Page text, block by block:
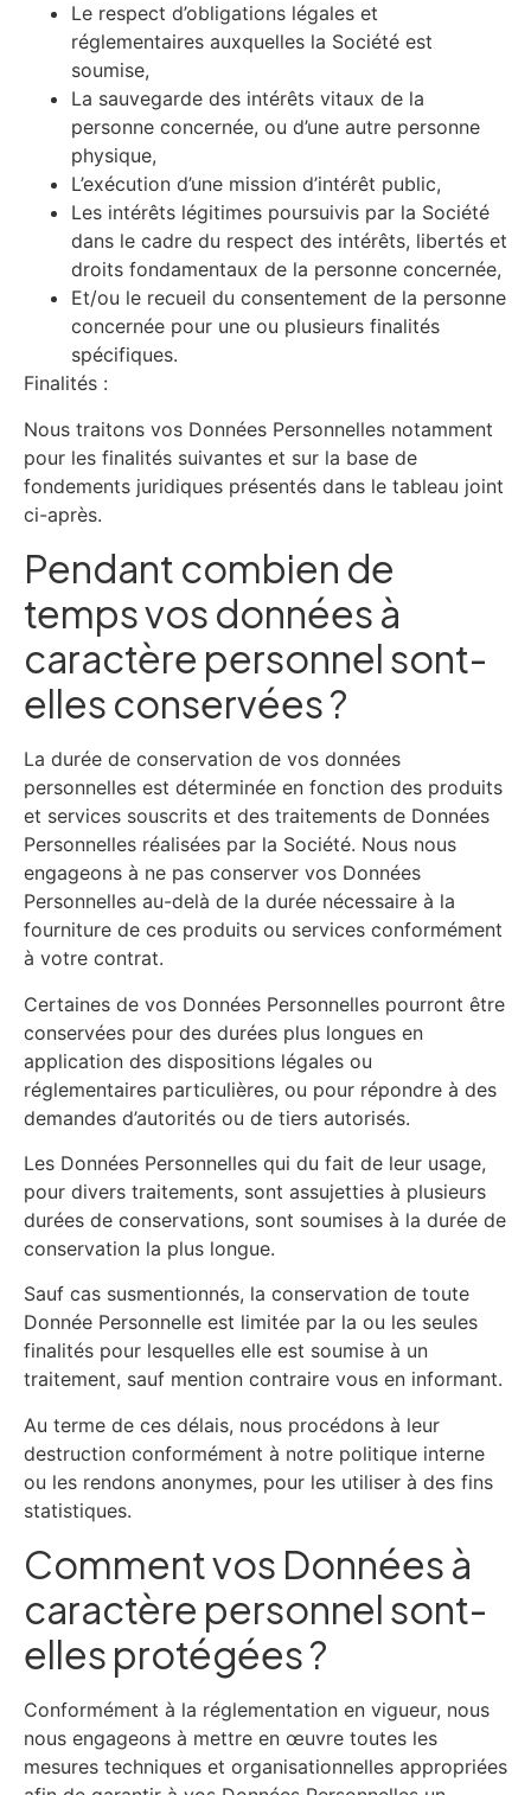
Le respect d’obligations légales et
réglementaires auxquelles la Société est
soumise,
La sauvegarde des intérêts vitaux de la
personne concernée, ou d’une autre personne
physique,
L’exécution d’une mission d’intérêt public,
Les intérêts légitimes poursuivis par la Société
dans le cadre du respect des intérêts, libertés et
droits fondamentaux de la personne concernée,
Et/ou le recueil du consentement de la personne
concernée pour une ou plusieurs finalités
spécifiques.
Finalités :
Nous traitons vos Données Personnelles notamment
pour les finalités suivantes et sur la base de
fondements juridiques présentés dans le tableau joint
ci-après.
Pendant combien de
temps vos données à
caractère personnel sont-
elles conservées ?
La durée de conservation de vos données
personnelles est déterminée en fonction des produits
et services souscrits et des traitements de Données
Personnelles réalisées par la Société. Nous nous
engageons à ne pas conserver vos Données
Personnelles au-delà de la durée nécessaire à la
fourniture de ces produits ou services conformément
à votre contrat.
Certaines de vos Données Personnelles pourront être
conservées pour des durées plus longues en
application des dispositions légales ou
réglementaires particulières, ou pour répondre à des
demandes d’autorités ou de tiers autorisés.
Les Données Personnelles qui du fait de leur usage,
pour divers traitements, sont assujetties à plusieurs
durées de conservations, sont soumises à la durée de
conservation la plus longue.
Sauf cas susmentionnés, la conservation de toute
Donnée Personnelle est limitée par la ou les seules
finalités pour lesquelles elle est soumise à un
traitement, sauf mention contraire vous en informant.
Au terme de ces délais, nous procédons à leur
destruction conformément à notre politique interne
ou les rendons anonymes, pour les utiliser à des fins
statistiques.
Comment vos Données à
caractère personnel sont-
elles protégées ?
Conformément à la réglementation en vigueur, nous
nous engageons à mettre en œuvre toutes les
mesures techniques et organisationnelles appropriées